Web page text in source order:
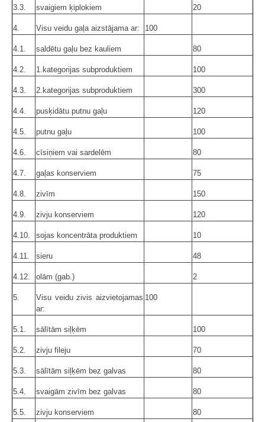
3.3. svaigiem ķiplokiem 20
4. Visu veidu gaļa aizstājama ar: 100
4.1. saldētu gaļu bez kauliem 80
4.2. 1.kategorijas subproduktiem 100
4.3. 2.kategorijas subproduktiem 300
4.4. pusķidātu putnu gaļu 120
4.5. putnu gaļu 100
4.6. cīsiņiem vai sardelēm 80
4.7. gaļas konserviem 75
4.8. zivīm 150
4.9. zivju konserviem 120
4.10. sojas koncentrāta produktiem 10
4.11. sieru 48
4.12. olām (gab.) 2
5.
Visu veidu zivis aizvietojamas
ar:
100
5.1. sālītām siļķēm 100
5.2. zivju fileju 70
5.3. sālītām siļķēm bez galvas 80
5.4. svaigām zivīm bez galvas 80
5.5. zivju konserviem 80